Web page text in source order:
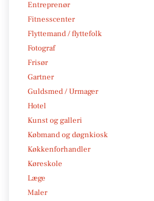
Entreprenør
Fitnesscenter
Flyttemand / flyttefolk
Fotograf
Frisør
Gartner
Guldsmed / Urmager
Hotel
Kunst og galleri
Købmand og døgnkiosk
Køkkenforhandler
Køreskole
Læge
Maler